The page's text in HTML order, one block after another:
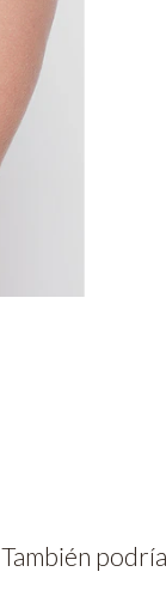
También